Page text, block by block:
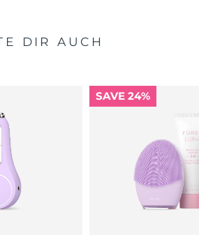
DIR AUCH
SAVE 24%